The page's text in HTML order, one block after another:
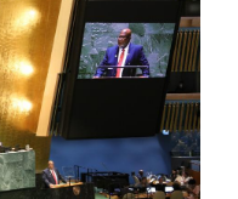
量子
健康 军事
图片 政务
金融 汽车